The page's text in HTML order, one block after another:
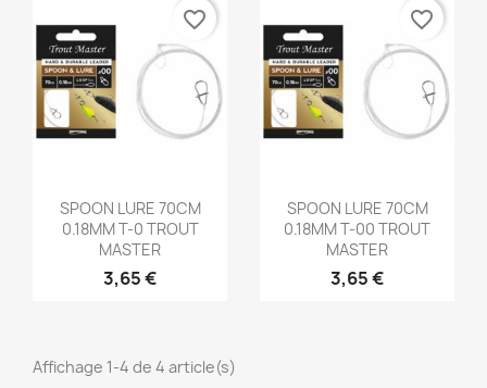
Aperçu rapide
SPOON LURE 70CM
0.18MM T-0 TROUT
MASTER
3,65 €
favorite_border
Aperçu rapide
SPOON LURE 70CM
0.18MM T-00 TROUT
MASTER
3,65 €
favorite_border
Affichage 1-4 de 4 article(s)